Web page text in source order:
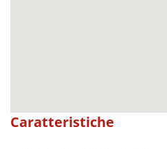
Caratteristiche